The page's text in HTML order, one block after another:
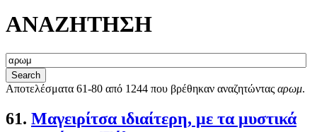
ΑΝΑΖΗΤΗΣΗ
Αποτελέσματα 61-80 από 1244 που βρέθηκαν αναζητώντας αρωμ.
61. Μαγειρίτσα ιδιαίτερη, με τα μυστικά